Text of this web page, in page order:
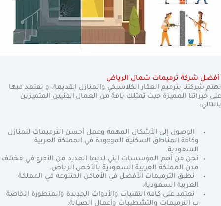
أفضل شركة ترميمات شمال الرياض
تهتم شركتنا بترميم العقار الكلاسيكي والمنازل القديمة، و نعتمد فيها
على خبراتنا المميزة حيث تمتلك باقة من العمال الفنيين المتميزين
بالتالي:
الوصول إلى الأشكال المهمة وعمل أحسن الترميمات للمنازل
وكافة المناطق السكنية الموجودة في المملكة العربية
السعودية.
نحن من أهم المؤسسات التي لديها العديد من الأفرع في مختلف
مدن المملكة العربية السعودية بالأخص الرياض.
نطبق الترميمات الأفضل في الأماكن المتنوعة في المملكة
العربية السعودية.
نعتمد على كافة التقنيات والأدوات الجديدة والمتطورة الخاصة
ب الترميمات والتشطيبات وأعمال الصيانة.